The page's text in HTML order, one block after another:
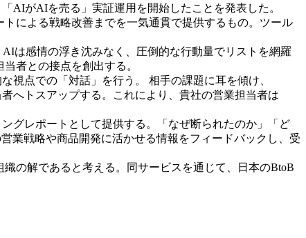
AIがAIを売る」実証運用を開始したことを発表した。
による戦略改善までを一気通貫で提供するもの。ツール
は感情の浮き沈みなく、圧倒的な行動量でリストを網羅
者との接点を創出する。
点での「対話」を行う。 相手の課題に耳を傾け、
へトスアップする。これにより、貴社の営業担当者は
グレポートとして提供する。「なぜ断られたのか」「ど
業戦略や商品開発に活かせる情報をフィードバックし、受
の解であると考える。同サービスを通じて、日本のBtoB